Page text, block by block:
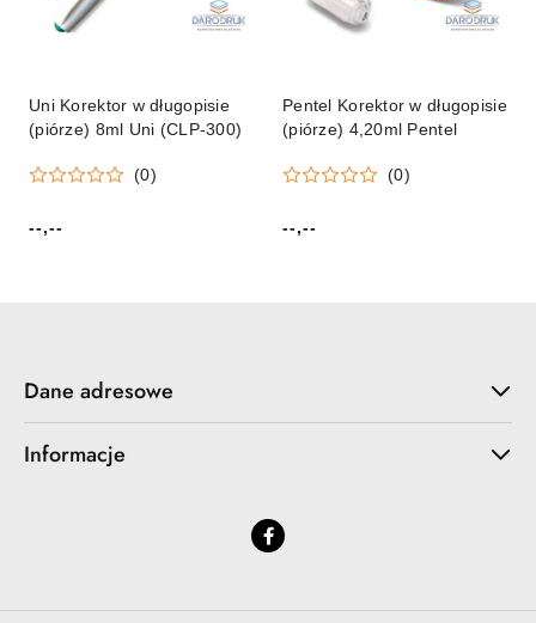
Uni Korektor w długopisie
(piórze) 8ml Uni (CLP-300)
(0)
Cena:
--,--
Pentel Korektor w długopisie
(piórze) 4,20ml Pentel
(0)
Cena:
--,--
Dane adresowe
Informacje